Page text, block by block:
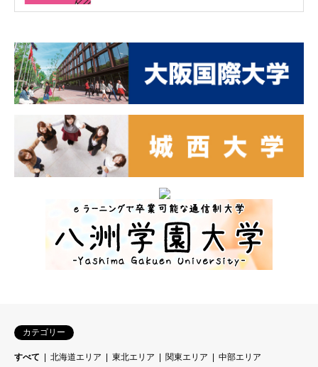
カテゴリー
すべて 北海道エリア 東北エリア 関東エリア 中部エリア